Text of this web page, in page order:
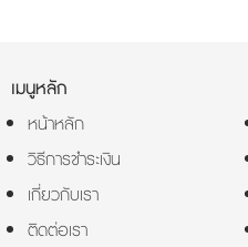
เมนูหลัก
หน้าหลัก
วิธีการชำระเงิน
เกี่ยวกับเรา
ติดต่อเรา